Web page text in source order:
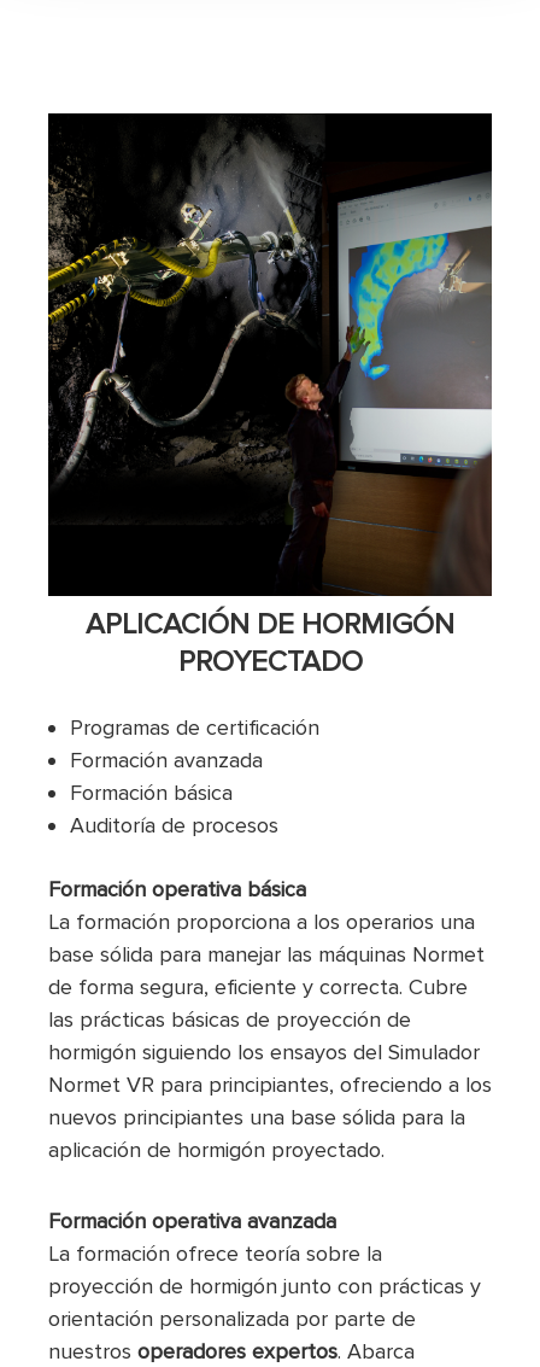
APLICACIÓN DE HORMIGÓN
PROYECTADO
Programas de certificación
Formación avanzada
Formación básica
Auditoría de procesos
Formación operativa básica
La formación proporciona a los operarios una
base sólida para manejar las máquinas Normet
de forma segura, eficiente y correcta. Cubre
las prácticas básicas de proyección de
hormigón siguiendo los ensayos del Simulador
Normet VR para principiantes, ofreciendo a los
nuevos principiantes una base sólida para la
aplicación de hormigón proyectado.
Formación operativa avanzada
La formación ofrece teoría sobre la
proyección de hormigón junto con prácticas y
orientación personalizada por parte de
nuestros operadores expertos. Abarca